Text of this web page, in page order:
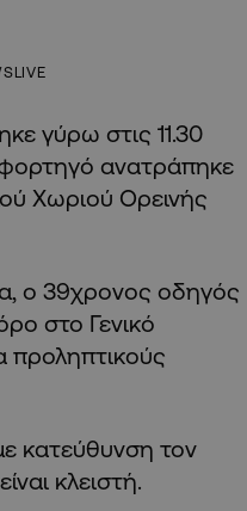
γύρω στις 11.30
ανατράπηκε
Χωριού Ορεινής
ο 39χρονος οδηγός
στο Γενικό
προληπτικούς
κατεύθυνση τον
κλειστή.